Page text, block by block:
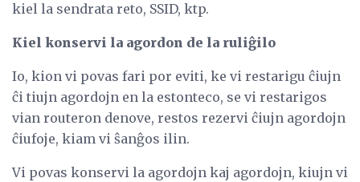
kiel la sendrata reto, SSID, ktp.
Kiel konservi la agordon de la ruliĝilo
Io, kion vi povas fari por eviti, ke vi restarigu ĉiujn
ĉi tiujn agordojn en la estonteco, se vi restarigos
vian routeron denove, restos rezervi ĉiujn agordojn
ĉiufoje, kiam vi ŝanĝos ilin.
Vi povas konservi la agordojn kaj agordojn, kiujn vi